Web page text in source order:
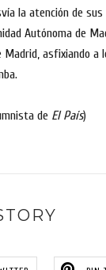
la atención de
Autónoma de
asfixiando a
de El País)